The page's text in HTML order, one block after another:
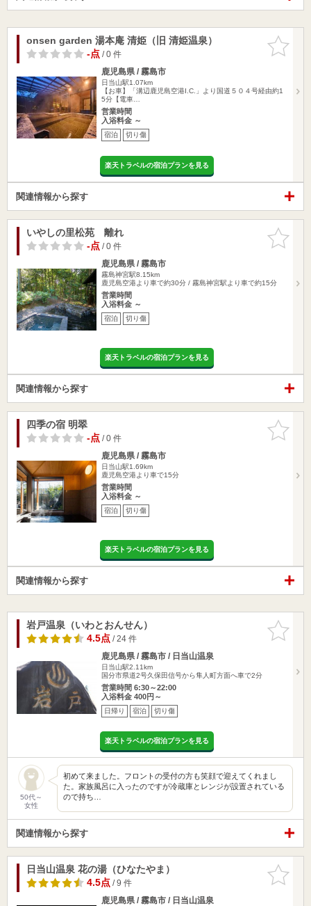
お気に入
りに追加
onsen garden 湯本庵 清姫（旧 清姫温泉）
-点/ 0 件
鹿児島県 / 霧島市
日当山駅1.07km
【お車】「溝辺鹿児島空港I.C.」より国道５０４号経由約1
5分【電車…
営業時間
入浴料金 ～
宿泊 切り傷
楽天トラベルの宿泊プランを見る
関連情報から探す
お気に入
りに追加
いやしの里松苑 離れ
-点/ 0 件
鹿児島県 / 霧島市
霧島神宮駅8.15km
鹿児島空港より車で約30分 / 霧島神宮駅より車で約15分
営業時間
入浴料金 ～
宿泊 切り傷
楽天トラベルの宿泊プランを見る
関連情報から探す
お気に入
りに追加
四季の宿 明翠
-点/ 0 件
鹿児島県 / 霧島市
日当山駅1.69km
鹿児島空港より車で15分
営業時間
入浴料金 ～
宿泊 切り傷
楽天トラベルの宿泊プランを見る
関連情報から探す
お気に入
りに追加
岩戸温泉（いわとおんせん）
4.5点/ 24 件
鹿児島県 / 霧島市 / 日当山温泉
日当山駅2.11km
国分市県道2号久保田信号から隼人町方面へ車で2分
営業時間 6:30～22:00
入浴料金 400円～
日帰り 宿泊 切り傷
楽天トラベルの宿泊プランを見る
50代～
女性
初めて来ました。フロントの受付の方も笑顔で迎えてくれまし
た。家族風呂に入ったのですが冷蔵庫とレンジが設置されている
ので持ち…
関連情報から探す
お気に入
りに追加
日当山温泉 花の湯（ひなたやま）
4.5点/ 9 件
鹿児島県 / 霧島市 / 日当山温泉